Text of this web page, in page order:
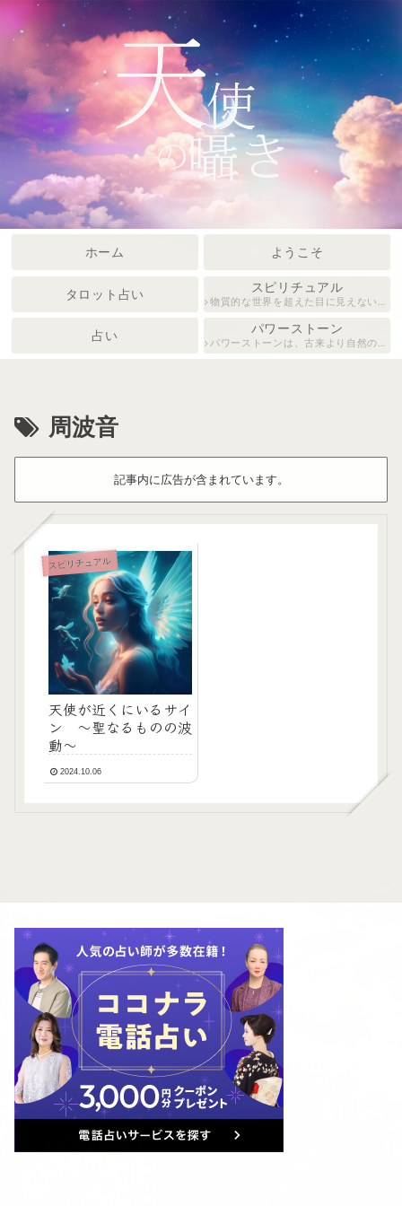
ホーム ようこそ
タロット占い スピリチュアル
物質的な世界を超えた目に見えない領域や魂、宇宙とのつながり。自己の内面や人生の意味を深める精神的な活動や感覚について。
占い パワーストーン
パワーストーンは、古来より自然のエネルギーを持つ石として愛され、心身のバランスを整えたり、運気を向上させるサポートをすると言われています。美しい輝きと多彩なカラーを持つ石々は、癒しや願望実現のお守りとしても人気があります。種類ごとに異なるパワーがあるとされ、あなたに合った石を選ぶことで、日々の生活にポジティブな影響をもたらしてくれるでしょう。
周波音
記事内に広告が含まれています。
スピリチュアル
天使が近くにいるサイ
ン 〜聖なるものの波
動〜
2024.10.06